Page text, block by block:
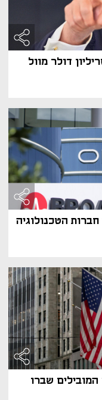
של טראמפ נגד סין מחק 2 טריליון דולר מוול
הטכנולוגיה
שברו